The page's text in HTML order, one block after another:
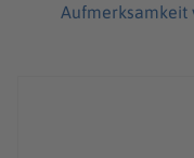
Aufmerksamkeit